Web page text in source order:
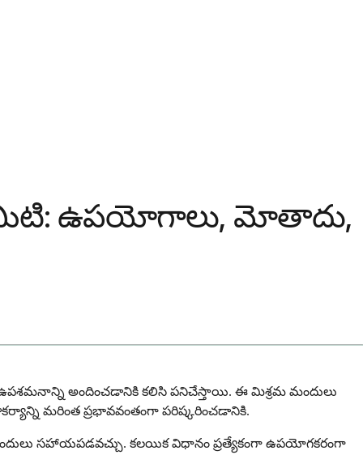
ఉపయోగాలు, మోతాదు,
అందించడానికి కలిసి పనిచేస్తాయి. ఈ మిశ్రమ మందులు
మరింత ప్రభావవంతంగా పరిష్కరించడానికి.
సహాయపడవచ్చు. కలయిక విధానం ప్రత్యేకంగా ఉపయోగకరంగా